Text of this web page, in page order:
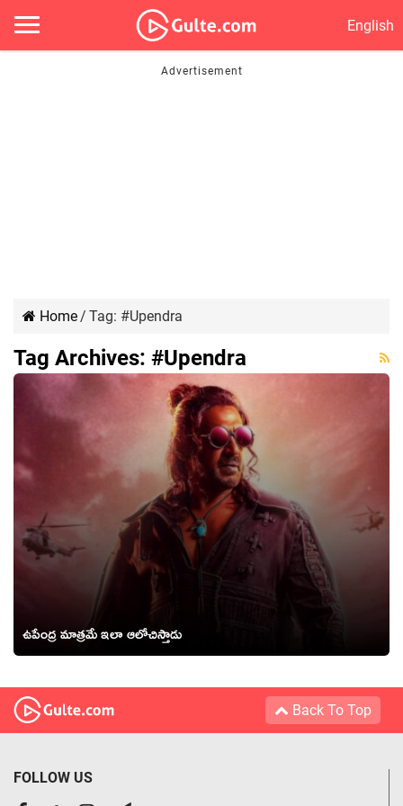
English
Home/ Tag: #Upendra
Tag Archives: #Upendra
ఉపేంద్ర మాత్రమే ఇలా ఆలోచిస్తాడు
Back To Top
FOLLOW US